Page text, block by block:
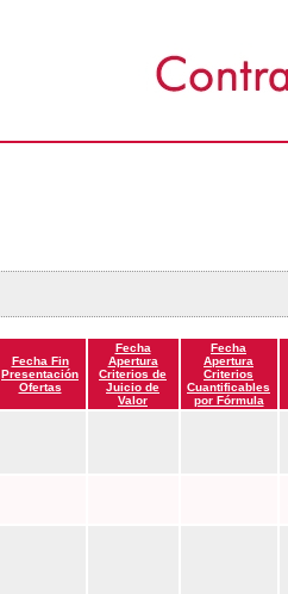
Fecha Fin
Presentación
Ofertas
Fecha
Apertura
Criterios de
Juicio de
Valor
Fecha
Apertura
Criterios
Cuantificables
por Fórmula